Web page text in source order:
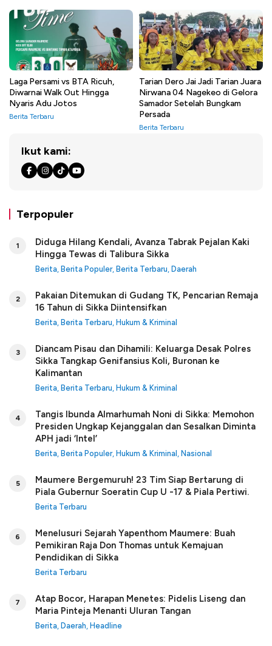
Laga Persami vs BTA Ricuh,
Diwarnai Walk Out Hingga
Nyaris Adu Jotos
Berita Terbaru
Tarian Dero Jai Jadi Tarian Juara
Nirwana 04 Nagekeo di Gelora
Samador Setelah Bungkam
Persada
Berita Terbaru
Ikut kami:
Terpopuler
1
Diduga Hilang Kendali, Avanza Tabrak Pejalan Kaki
Hingga Tewas di Talibura Sikka
Berita, Berita Populer, Berita Terbaru, Daerah
2
Pakaian Ditemukan di Gudang TK, Pencarian Remaja
16 Tahun di Sikka Diintensifkan
Berita, Berita Terbaru, Hukum & Kriminal
3
Diancam Pisau dan Dihamili: Keluarga Desak Polres
Sikka Tangkap Genifansius Koli, Buronan ke
Kalimantan
Berita, Berita Terbaru, Hukum & Kriminal
4
Tangis Ibunda Almarhumah Noni di Sikka: Memohon
Presiden Ungkap Kejanggalan dan Sesalkan Diminta
APH jadi ‘Intel’
Berita, Berita Populer, Hukum & Kriminal , Nasional
5
Maumere Bergemuruh! 23 Tim Siap Bertarung di
Piala Gubernur Soeratin Cup U -17 & Piala Pertiwi.
Berita Terbaru
6
Menelusuri Sejarah Yapenthom Maumere: Buah
Pemikiran Raja Don Thomas untuk Kemajuan
Pendidikan di Sikka
Berita Terbaru
7
Atap Bocor, Harapan Menetes: Pidelis Liseng dan
Maria Pinteja Menanti Uluran Tangan
Berita, Daerah, Headline